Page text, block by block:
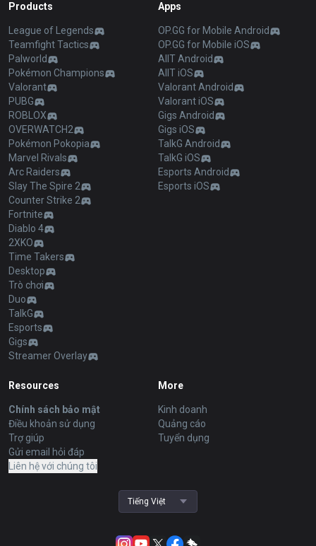
Products
League of Legends
Teamfight Tactics
Palworld
Pokémon Champions
Valorant
PUBG
ROBLOX
OVERWATCH2
Pokémon Pokopia
Marvel Rivals
Arc Raiders
Slay The Spire 2
Counter Strike 2
Fortnite
Diablo 4
2XKO
Time Takers
Desktop
Trò chơi
Duo
TalkG
Esports
Gigs
Streamer Overlay
Apps
OP.GG for Mobile Android
OP.GG for Mobile iOS
AllT Android
AllT iOS
Valorant Android
Valorant iOS
Gigs Android
Gigs iOS
TalkG Android
TalkG iOS
Esports Android
Esports iOS
Resources
Chính sách bảo mật
Điều khoản sử dụng
Trợ giúp
Gửi email hỏi đáp
Liên hệ với chúng tôi
More
Kinh doanh
Quảng cáo
Tuyển dụng
Tiếng Việt